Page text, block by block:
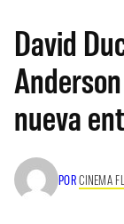
David
nueva
PORCINEMA